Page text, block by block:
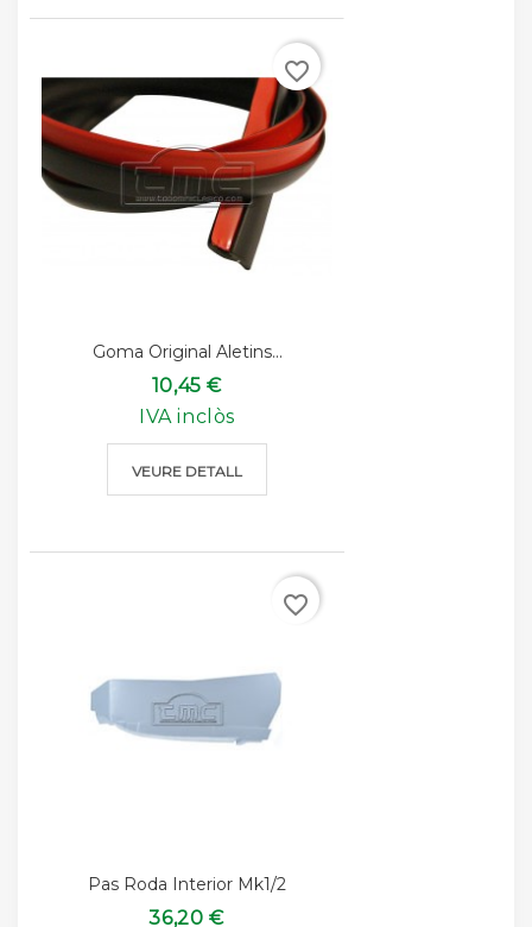
Goma Original Aletins...
10,45 €
IVA inclòs
VEURE DETALL
favorite_border
Pas Roda Interior Mk1/2
36,20 €
favorite_border